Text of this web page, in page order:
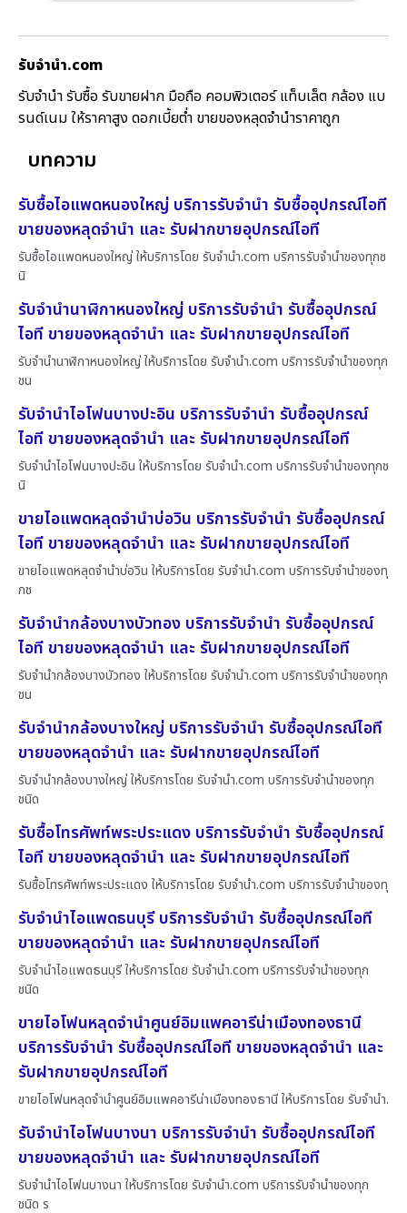
รับจํานํา.com
รับจำนำ รับซื้อ รับขายฝาก มือถือ คอมพิวเตอร์ แท็บเล็ต กล้อง แบ
รนด์เนม ให้ราคาสูง ดอกเบี้ยต่ำ ขายของหลุดจำนำราคาถูก
บทความ
รับซื้อไอแพดหนองใหญ่ บริการรับจำนำ รับซื้ออุปกรณ์ไอที
ขายของหลุดจำนำ และ รับฝากขายอุปกรณ์ไอที
รับซื้อไอแพดหนองใหญ่ ให้บริการโดย รับจํานํา.com บริการรับจำนำของทุกช
นิ
รับจำนำนาฬิกาหนองใหญ่ บริการรับจำนำ รับซื้ออุปกรณ์
ไอที ขายของหลุดจำนำ และ รับฝากขายอุปกรณ์ไอที
รับจำนำนาฬิกาหนองใหญ่ ให้บริการโดย รับจํานํา.com บริการรับจำนำของทุก
ชน
รับจำนำไอโฟนบางปะอิน บริการรับจำนำ รับซื้ออุปกรณ์
ไอที ขายของหลุดจำนำ และ รับฝากขายอุปกรณ์ไอที
รับจำนำไอโฟนบางปะอิน ให้บริการโดย รับจํานํา.com บริการรับจำนำของทุกช
นิ
ขายไอแพดหลุดจำนำบ่อวิน บริการรับจำนำ รับซื้ออุปกรณ์
ไอที ขายของหลุดจำนำ และ รับฝากขายอุปกรณ์ไอที
ขายไอแพดหลุดจำนำบ่อวิน ให้บริการโดย รับจํานํา.com บริการรับจำนำของทุ
กช
รับจำนำกล้องบางบัวทอง บริการรับจำนำ รับซื้ออุปกรณ์
ไอที ขายของหลุดจำนำ และ รับฝากขายอุปกรณ์ไอที
รับจำนำกล้องบางบัวทอง ให้บริการโดย รับจํานํา.com บริการรับจำนำของทุก
ชน
รับจำนำกล้องบางใหญ่ บริการรับจำนำ รับซื้ออุปกรณ์ไอที
ขายของหลุดจำนำ และ รับฝากขายอุปกรณ์ไอที
รับจำนำกล้องบางใหญ่ ให้บริการโดย รับจํานํา.com บริการรับจำนำของทุก
ชนิด
รับซื้อโทรศัพท์พระประแดง บริการรับจำนำ รับซื้ออุปกรณ์
ไอที ขายของหลุดจำนำ และ รับฝากขายอุปกรณ์ไอที
รับซื้อโทรศัพท์พระประแดง ให้บริการโดย รับจํานํา.com บริการรับจำนำของทุ
รับจำนำไอแพดธนบุรี บริการรับจำนำ รับซื้ออุปกรณ์ไอที
ขายของหลุดจำนำ และ รับฝากขายอุปกรณ์ไอที
รับจำนำไอแพดธนบุรี ให้บริการโดย รับจํานํา.com บริการรับจำนำของทุก
ชนิด
ขายไอโฟนหลุดจำนำศูนย์อิมแพคอารีน่าเมืองทองธานี
บริการรับจำนำ รับซื้ออุปกรณ์ไอที ขายของหลุดจำนำ และ
รับฝากขายอุปกรณ์ไอที
ขายไอโฟนหลุดจำนำศูนย์อิมแพคอารีน่าเมืองทองธานี ให้บริการโดย รับจํานํา.
รับจำนำไอโฟนบางนา บริการรับจำนำ รับซื้ออุปกรณ์ไอที
ขายของหลุดจำนำ และ รับฝากขายอุปกรณ์ไอที
รับจำนำไอโฟนบางนา ให้บริการโดย รับจํานํา.com บริการรับจำนำของทุก
ชนิด ร